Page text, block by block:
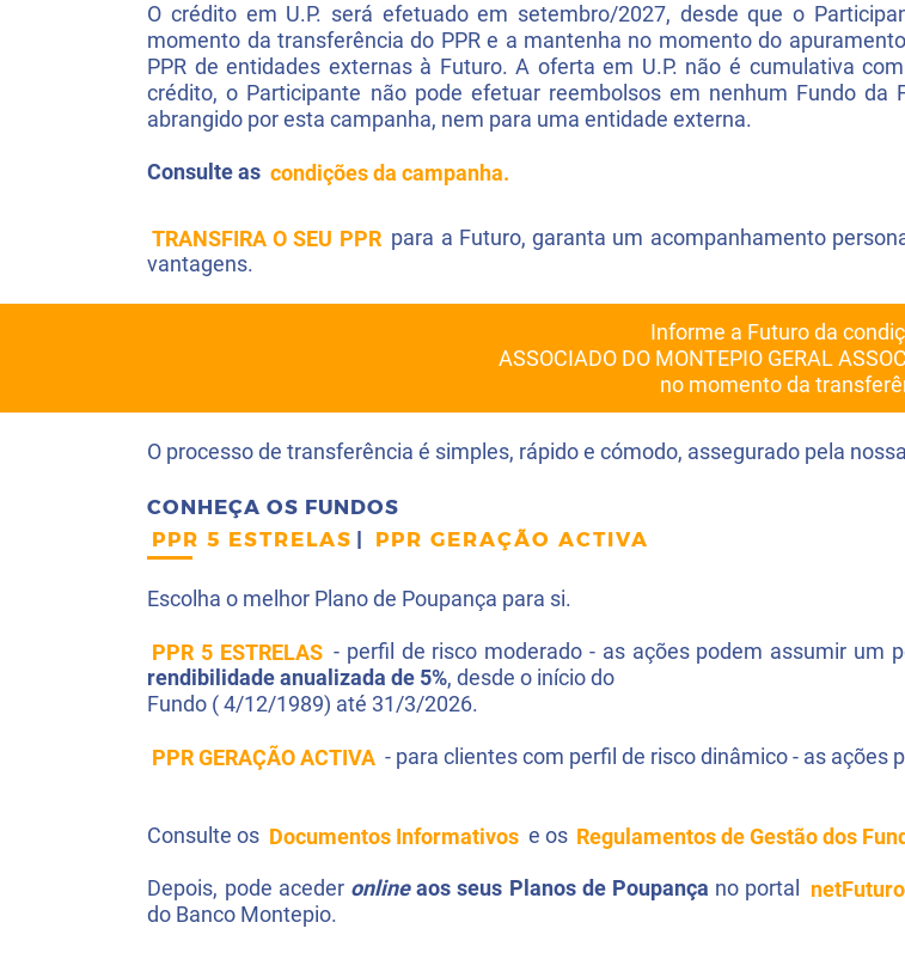
O crédito em U.P. será efetuado em setembro/2027, desde que o
momento da transferência do PPR e a mantenha no momento do
PPR de entidades externas à Futuro. A oferta em U.P. não é cumulativa
crédito, o Participante não pode efetuar reembolsos em nenhum Fundo
abrangido por esta campanha, nem para uma entidade externa.
Consulte as condições da campanha.
TRANSFIRA O SEU PPR para a Futuro, garanta um acompanhamento
vantagens.
Informe a Futuro da
ASSOCIADO DO MONTEPIO GERAL
no momento da
O processo de transferência é simples, rápido e cómodo, assegurado pela
CONHEÇA OS FUNDOS
PPR 5 ESTRELAS
PPR GERAÇÃO ACTIVA
Escolha o melhor Plano de Poupança para si.
PPR 5 ESTRELAS - perfil de risco moderado - as ações podem assumir um
rendibilidade anualizada de 5%, desde o início do
Fundo ( 4/12/1989) até 31/3/2026.
PPR GERAÇÃO ACTIVA - para clientes com perfil de risco dinâmico - as
Consulte os Documentos Informativos e os Regulamentos de Gestão dos
Depois, pode aceder online aos seus Planos de Poupança no portal netFuturo
do Banco Montepio.